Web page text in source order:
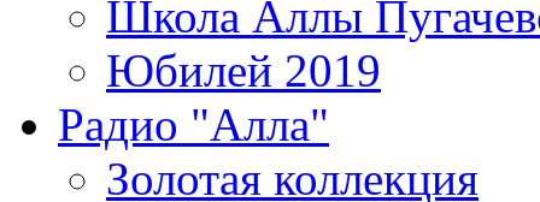
Школа Аллы
Юбилей 2019
Радио "Алла"
Золотая коллекция